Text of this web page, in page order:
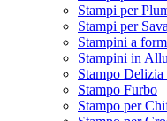
Stampi per
Stampi per
Stampini a
Stampini in
Stampo
Stampo Furbo
Stampo per